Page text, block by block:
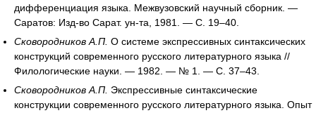
дифференциация языка. Межвузовский научный сборник. —
Саратов: Изд-во Сарат. ун-та, 1981. — С. 19–40.
Сковородников А.П. О системе экспрессивных синтаксических
конструкций современного русского литературного языка //
Филологические науки. — 1982. — № 1. — С. 37–43.
Сковородников А.П. Экспрессивные синтаксические
конструкции современного русского литературного языка. Опыт